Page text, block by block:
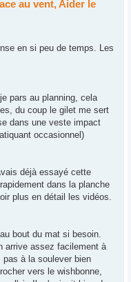
au vent, Aider le
en si peu de temps. Les
pars au planning, cela
du coup le gilet me sert
dans une veste impact
occasionnel)
déjà essayé cette
dans la planche
plus en détail les vidéos.
bout du mat si besoin
arrive assez facilement à
à la soulever bien
vers le wishbonne,